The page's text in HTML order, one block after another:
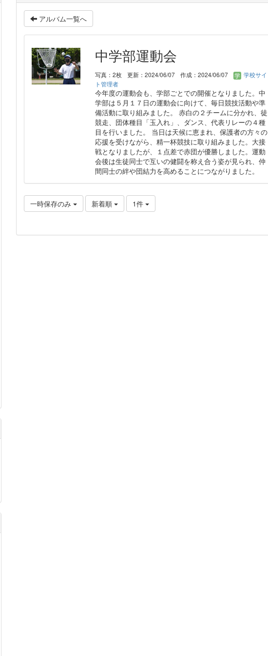
アルバム一覧へ
中学部運動会
写真：2枚 更新：2024/06/07 作成：2024/06/07
学校サイ
ト管理者
今年度の運動会も、学部ごとでの開催となりました。中
学部は５月１７日の運動会に向けて、毎日競技活動や準
備活動に取り組みました。 赤白の２チームに分かれ、徒
競走、団体種目「玉入れ」、ダンス、代表リレーの４種
目を行いました。 当日は天候に恵まれ、保護者の方々の
応援を受けながら、精一杯競技に取り組みました。大接
戦となりましたが、１点差で赤団が優勝しました。運動
会後は生徒同士で互いの健闘を称え合う姿が見られ、仲
間同士の絆や団結力を高めることにつながりました。
一時保存のみ 新着順 1件